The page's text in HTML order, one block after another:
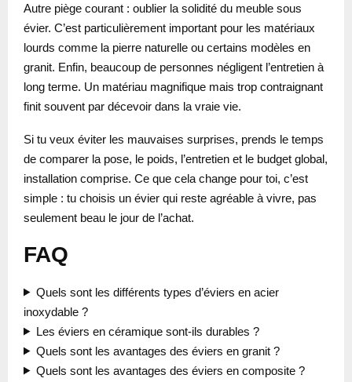
Autre piège courant : oublier la solidité du meuble sous
évier. C’est particulièrement important pour les matériaux
lourds comme la pierre naturelle ou certains modèles en
granit. Enfin, beaucoup de personnes négligent l’entretien à
long terme. Un matériau magnifique mais trop contraignant
finit souvent par décevoir dans la vraie vie.
Si tu veux éviter les mauvaises surprises, prends le temps
de comparer la pose, le poids, l’entretien et le budget global,
installation comprise. Ce que cela change pour toi, c’est
simple : tu choisis un évier qui reste agréable à vivre, pas
seulement beau le jour de l’achat.
FAQ
Quels sont les différents types d’éviers en acier
inoxydable ?
Les éviers en céramique sont-ils durables ?
Quels sont les avantages des éviers en granit ?
Quels sont les avantages des éviers en composite ?